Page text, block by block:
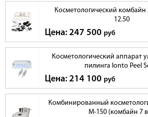
Косметологический
12.50
Цена: 247 500 руб
Косметологический аппарат
пилинга Ionto Peel
Цена: 214 100 руб
Комбинированный
М-150 (комбайн 7